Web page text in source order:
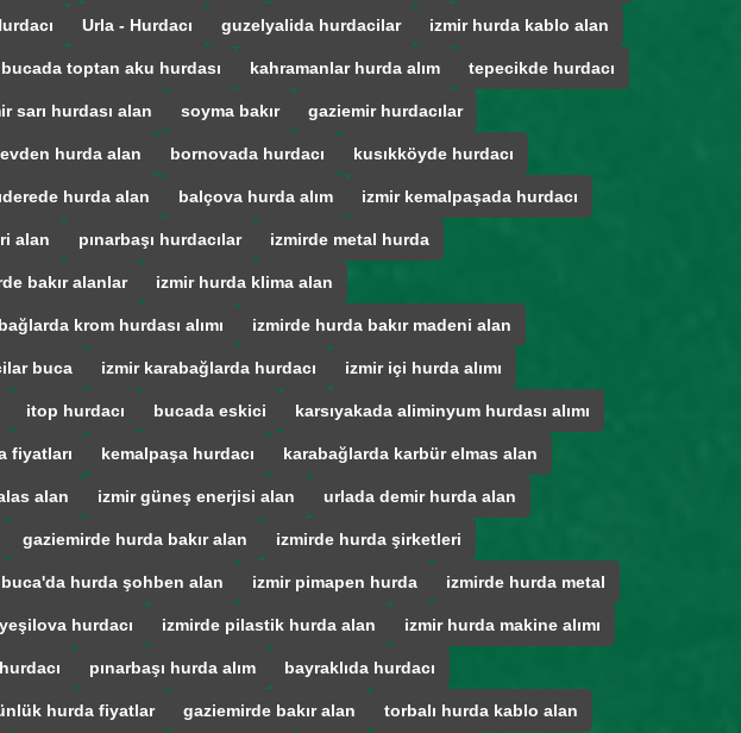
Urla - Hurdacı guzelyalida hurdacilar izmir hurda kablo alan
bucada toptan aku hurdası kahramanlar hurda alım tepecikde hurdacı
sarı hurdası alan soyma bakır gaziemir hurdacılar
hurda alan bornovada hurdacı kusıkköyde hurdacı
hurda alan balçova hurda alım izmir kemalpaşada hurdacı
alan pınarbaşı hurdacılar izmirde metal hurda
bakır alanlar izmir hurda klima alan
krom hurdası alımı izmirde hurda bakır madeni alan
buca izmir karabağlarda hurdacı izmir içi hurda alımı
itop hurdacı bucada eskici karsıyakada aliminyum hurdası alımı
fiyatları kemalpaşa hurdacı karabağlarda karbür elmas alan
alan izmir güneş enerjisi alan urlada demir hurda alan
gaziemirde hurda bakır alan izmirde hurda şirketleri
buca'da hurda şohben alan izmir pimapen hurda izmirde hurda metal
yeşilova hurdacı izmirde pilastik hurda alan izmir hurda makine alımı
pınarbaşı hurda alım bayraklıda hurdacı
hurda fiyatlar gaziemirde bakır alan torbalı hurda kablo alan